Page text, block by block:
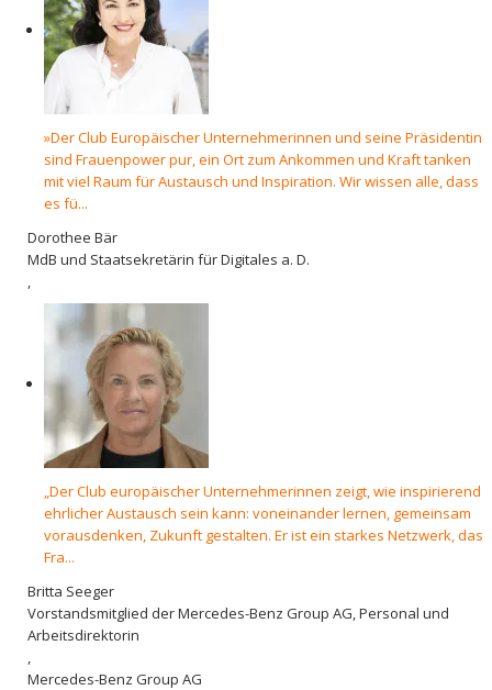
»Der Club Europäischer Unternehmerinnen und seine Präsidentin
sind Frauenpower pur, ein Ort zum Ankommen und Kraft tanken
mit viel Raum für Austausch und Inspiration. Wir wissen alle, dass
es fü...
Dorothee Bär
MdB und Staatsekretärin für Digitales a. D.
,
„Der Club europäischer Unternehmerinnen zeigt, wie inspirierend
ehrlicher Austausch sein kann: voneinander lernen, gemeinsam
vorausdenken, Zukunft gestalten. Er ist ein starkes Netzwerk, das
Fra...
Britta Seeger
Vorstandsmitglied der Mercedes-Benz Group AG, Personal und
Arbeitsdirektorin
,
Mercedes-Benz Group AG